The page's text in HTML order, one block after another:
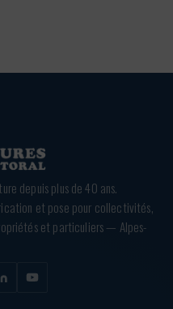
depuis plus de 40 ans.
et pose pour collectivités,
et particuliers — Alpes-